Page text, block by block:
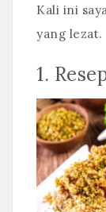
Kali ini
yang lezat.
1.